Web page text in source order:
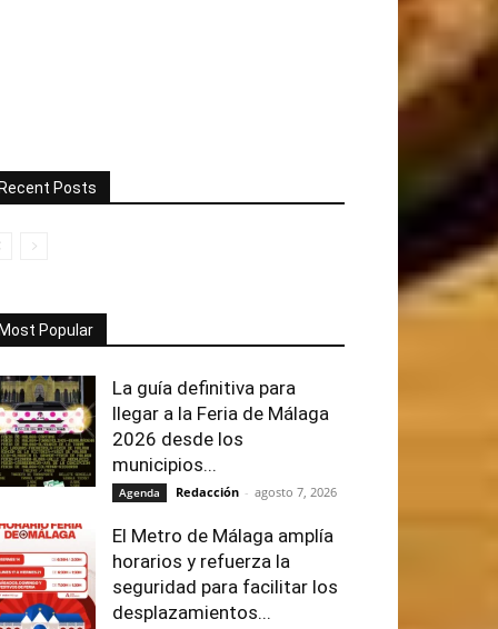
Posts
Popular
La guía definitiva para
llegar a la Feria de Málaga
2026 desde los
municipios...
Agenda Redacción - agosto 7, 2026
El Metro de Málaga amplía
horarios y refuerza la
seguridad para facilitar los
desplazamientos...